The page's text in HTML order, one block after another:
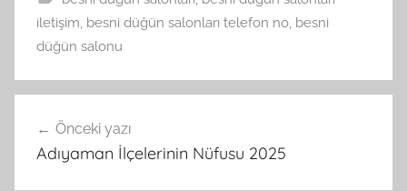
iletişim, besni düğün salonları telefon no, besni
düğün salonu
gezinmesi
Önceki yazı
Adıyaman İlçelerinin Nüfusu 2025